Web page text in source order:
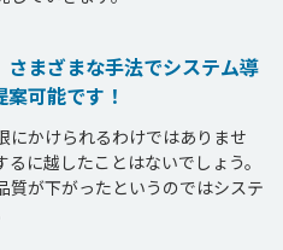
まざまな手法でシステム導
可能です！
にかけられるわけではありませ
に越したことはないでしょう。
質が下がったというのではシステ